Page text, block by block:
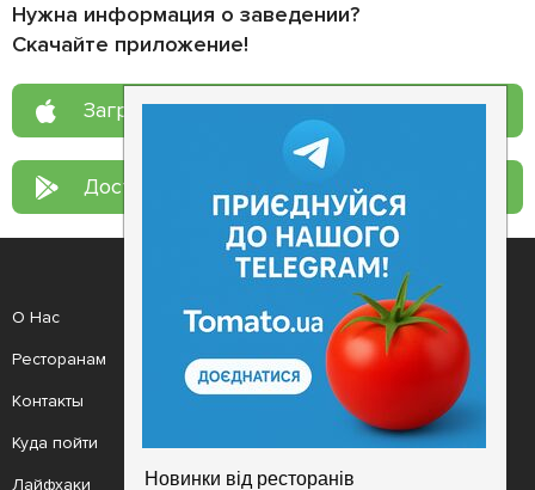
Нужна информация о заведении?
Скачайте приложение!
Загрузите в App Store
Доступно в Google Play
О Нас
Ресторанам
Контакты
Куда пойти
Лайфхаки
Рецепт дня
Новости
Анонсы
Мобильное приложение